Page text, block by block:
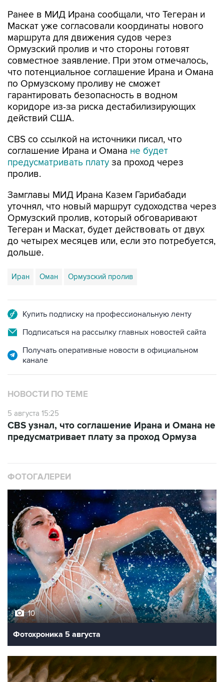
Ранее в МИД Ирана сообщали, что Тегеран и
Маскат уже согласовали координаты нового
маршрута для движения судов через
Ормузский пролив и что стороны готовят
совместное заявление. При этом отмечалось,
что потенциальное соглашение Ирана и Омана
по Ормузскому проливу не сможет
гарантировать безопасность в водном
коридоре из-за риска дестабилизирующих
действий США.
CBS со ссылкой на источники писал, что
соглашение Ирана и Омана не будет
предусматривать плату за проход через
пролив.
Замглавы МИД Ирана Казем Гарибабади
уточнял, что новый маршрут судоходства через
Ормузский пролив, который обговаривают
Тегеран и Маскат, будет действовать от двух
до четырех месяцев или, если это потребуется,
дольше.
Иран Оман Ормузский пролив
Купить подписку на профессиональную ленту
Подписаться на рассылку главных новостей сайта
Получать оперативные новости в официальном
канале
НОВОСТИ ПО ТЕМЕ
5 августа 15:25
CBS узнал, что соглашение Ирана и Омана не
предусматривает плату за проход Ормуза
ФОТОГАЛЕРЕИ
10
Фотохроника 5 августа